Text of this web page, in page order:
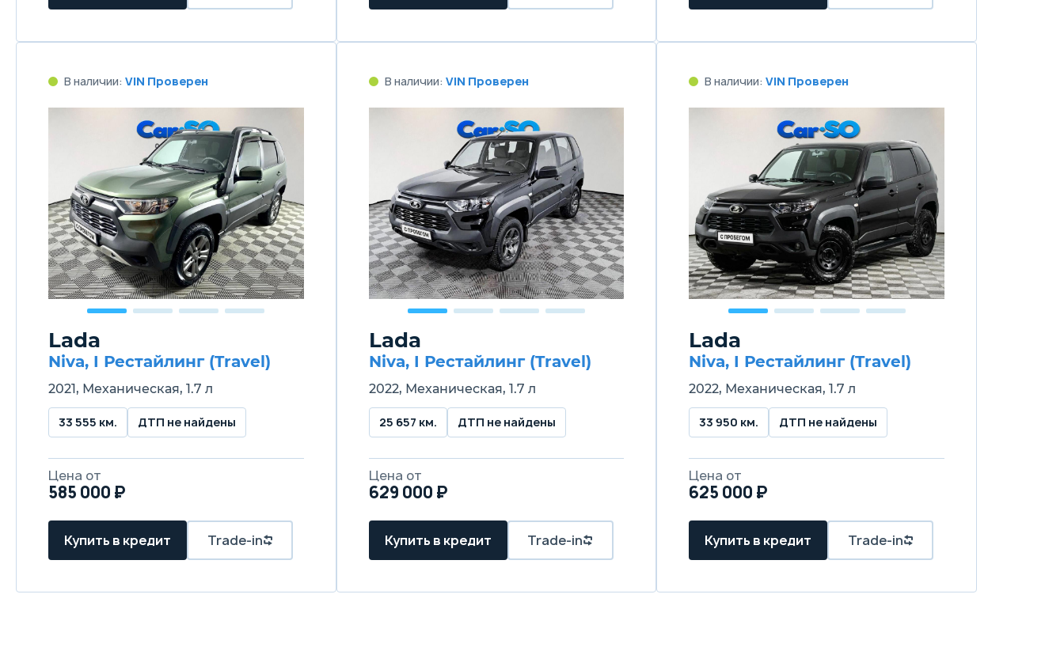
В наличии: VIN Проверен
Lada
Niva, I Рестайлинг (Travel)
2021, Механическая, 1.7 л
33 555 км. ДТП не найдены
Цена от
585 000 ₽
Купить в кредит Trade-in
В наличии: VIN Проверен
Lada
Niva, I Рестайлинг (Travel)
2022, Механическая, 1.7 л
25 657 км. ДТП не найдены
Цена от
629 000 ₽
Купить в кредит Trade-in
В наличии: VIN Проверен
Lada
Niva, I Рестайлинг (Travel)
2022, Механическая, 1.7 л
33 950 км. ДТП не найдены
Цена от
625 000 ₽
Купить в кредит Trade-in